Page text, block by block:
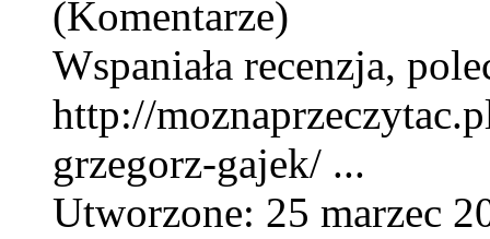
(Komentarze)
Wspaniała recenzja,
http://
grzegorz-gajek/ ...
Utworzone: 25 marzec